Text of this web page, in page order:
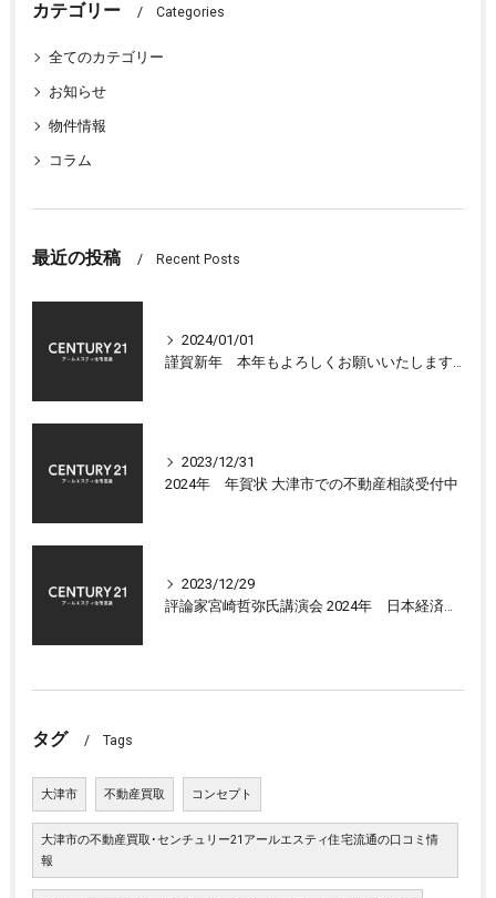
カテゴリー Categories
全てのカテゴリー
お知らせ
物件情報
コラム
最近の投稿 Recent Posts
2024/01/01
謹賀新年 本年もよろしくお願いいたします 大津市センチュリー21アールエスティ住宅流通
2023/12/31
2024年 年賀状 大津市での不動産相談受付中
2023/12/29
評論家宮崎哲弥氏講演会 2024年 日本経済の展望について
タグ Tags
大津市 不動産買取 コンセプト
大津市の不動産買取･センチュリー21アールエスティ住宅流通の口コミ情
報